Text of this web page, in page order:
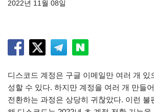
기
2022년 11월 08일
디스코드 계정은 구글 이메일만 여러 개 있
성할 수 있다. 하지만 계정을 여러 개 만들
전환하는 과정은 상당히 귀찮았다. 이런 불